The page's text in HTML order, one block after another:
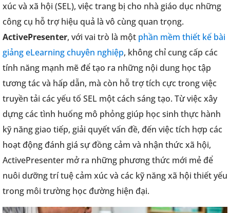
xúc và xã hội (SEL), việc trang bị cho nhà giáo dục những
công cụ hỗ trợ hiệu quả là vô cùng quan trọng.
ActivePresenter, với vai trò là một phần mềm thiết kế bài
giảng eLearning chuyên nghiệp, không chỉ cung cấp các
tính năng mạnh mẽ để tạo ra những nội dung học tập
tương tác và hấp dẫn, mà còn hỗ trợ tích cực trong việc
truyền tải các yếu tố SEL một cách sáng tạo. Từ việc xây
dựng các tình huống mô phỏng giúp học sinh thực hành
kỹ năng giao tiếp, giải quyết vấn đề, đến việc tích hợp các
hoạt động đánh giá sự đồng cảm và nhận thức xã hội,
ActivePresenter mở ra những phương thức mới mẻ để
nuôi dưỡng trí tuệ cảm xúc và các kỹ năng xã hội thiết yếu
trong môi trường học đường hiện đại.